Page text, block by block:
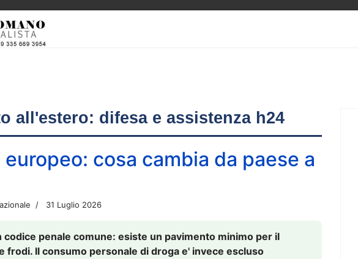
all'estero: difesa e assistenza h24
cosa cambia da paese a
31 Luglio 2026
codice penale comune: esiste un pavimento minimo per il
frodi. Il consumo personale di droga e' invece escluso